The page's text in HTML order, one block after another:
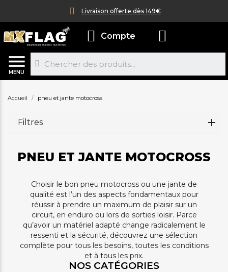
Livraison offerte dès 149€
MENU
Compte
Accueil pneu et jante motocross
Filtres
PNEU ET JANTE MOTOCROSS
Choisir le bon pneu motocross ou une jante de
qualité est l’un des aspects fondamentaux pour
réussir à prendre un maximum de plaisir sur un
circuit, en enduro ou lors de sorties loisir. Parce
qu’avoir un matériel adapté change radicalement le
ressenti et la sécurité, découvrez une sélection
complète pour tous les besoins, toutes les conditions
et à tous les prix.
NOS CATÉGORIES